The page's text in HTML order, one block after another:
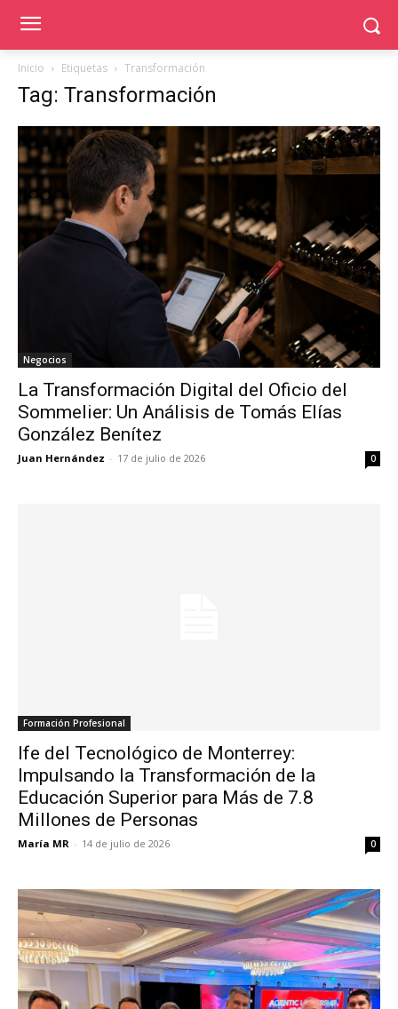
Inicio Etiquetas Transformación
Tag: Transformación
Negocios
La Transformación Digital del Oficio del
Sommelier: Un Análisis de Tomás Elías
González Benítez
Juan Hernández - 17 de julio de 2026 0
Formación Profesional
Ife del Tecnológico de Monterrey:
Impulsando la Transformación de la
Educación Superior para Más de 7.8
Millones de Personas
María MR - 14 de julio de 2026 0